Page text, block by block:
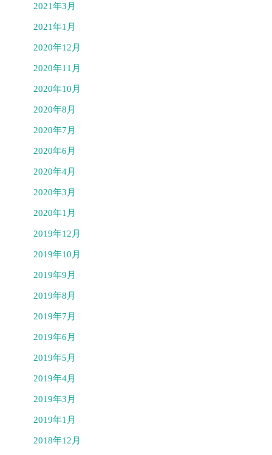
2021年3月
2021年1月
2020年12月
2020年11月
2020年10月
2020年8月
2020年7月
2020年6月
2020年4月
2020年3月
2020年1月
2019年12月
2019年10月
2019年9月
2019年8月
2019年7月
2019年6月
2019年5月
2019年4月
2019年3月
2019年1月
2018年12月